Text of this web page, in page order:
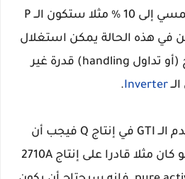
انخفاض الإشعاع الشمسي إلى 10 % مثلا ستكون الــ P
في هذه الحالة يمكن استغلال
الــ 90 % الأخرى في إنتاج (أو تداول handling) قدرة غير
Inverter
.
لكن بالطبع إذا استخدم الــ GTI في إنتاج Q فيجب أن
يزيد الــ Rating قليلا ، فلو كان مثلا قادرا على إنتاج 2710A